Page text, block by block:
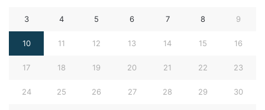
3 4 5 6 7 8 9
10 11 12 13 14 15 16
17 18 19 20 21 22 23
24 25 26 27 28 29 30